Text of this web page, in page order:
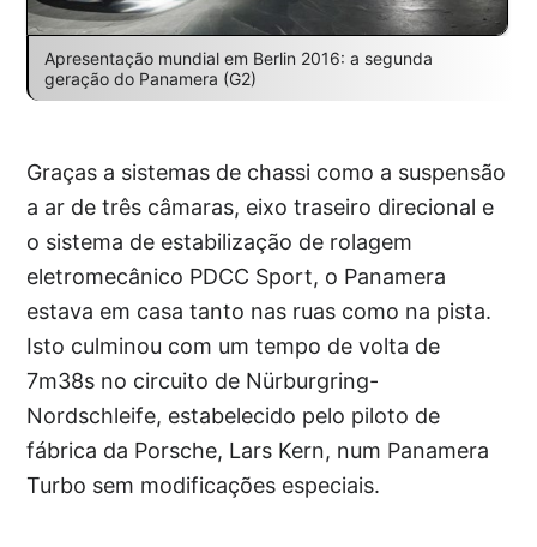
Apresentação mundial em Berlin 2016: a segunda
geração do Panamera (G2)
Graças a sistemas de chassi como a suspensão
a ar de três câmaras, eixo traseiro direcional e
o sistema de estabilização de rolagem
eletromecânico PDCC Sport, o Panamera
estava em casa tanto nas ruas como na pista.
Isto culminou com um tempo de volta de
7m38s no circuito de Nürburgring-
Nordschleife, estabelecido pelo piloto de
fábrica da Porsche, Lars Kern, num Panamera
Turbo sem modificações especiais.